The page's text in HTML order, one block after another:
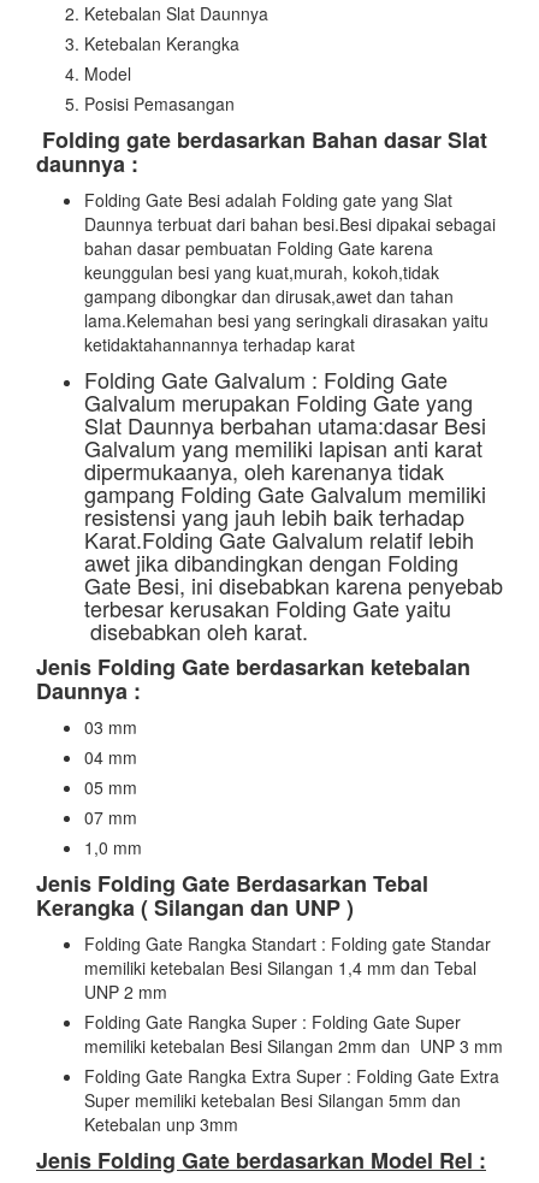
Ketebalan Slat Daunnya
Ketebalan Kerangka
Model
Posisi Pemasangan
Folding gate berdasarkan Bahan dasar Slat
daunnya :
Folding Gate Besi adalah Folding gate yang Slat
Daunnya terbuat dari bahan besi.Besi dipakai sebagai
bahan dasar pembuatan Folding Gate karena
keunggulan besi yang kuat,murah, kokoh,tidak
gampang dibongkar dan dirusak,awet dan tahan
lama.Kelemahan besi yang seringkali dirasakan yaitu
ketidaktahannannya terhadap karat
Folding Gate Galvalum : Folding Gate
Galvalum merupakan Folding Gate yang
Slat Daunnya berbahan utama:dasar Besi
Galvalum yang memiliki lapisan anti karat
dipermukaanya, oleh karenanya tidak
gampang Folding Gate Galvalum memiliki
resistensi yang jauh lebih baik terhadap
Karat.Folding Gate Galvalum relatif lebih
awet jika dibandingkan dengan Folding
Gate Besi, ini disebabkan karena penyebab
terbesar kerusakan Folding Gate yaitu
disebabkan oleh karat.
Jenis Folding Gate berdasarkan ketebalan
Daunnya :
03 mm
04 mm
05 mm
07 mm
1,0 mm
Jenis Folding Gate Berdasarkan Tebal
Kerangka ( Silangan dan UNP )
Folding Gate Rangka Standart : Folding gate Standar
memiliki ketebalan Besi Silangan 1,4 mm dan Tebal
UNP 2 mm
Folding Gate Rangka Super : Folding Gate Super
memiliki ketebalan Besi Silangan 2mm dan UNP 3 mm
Folding Gate Rangka Extra Super : Folding Gate Extra
Super memiliki ketebalan Besi Silangan 5mm dan
Ketebalan unp 3mm
Jenis Folding Gate berdasarkan Model Rel :